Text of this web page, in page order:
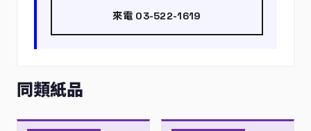
來電 03-522-1619
同類紙品